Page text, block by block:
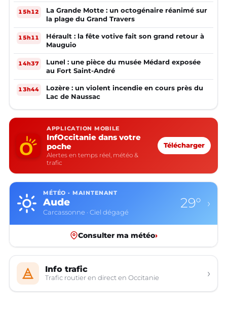
15h12
La Grande Motte : un octogénaire réanimé sur
la plage du Grand Travers
15h11
Hérault : la fête votive fait son grand retour à
Mauguio
14h37
Lunel : une pièce du musée Médard exposée
au Fort Saint-André
13h44
Lozère : un violent incendie en cours près du
Lac de Naussac
APPLICATION MOBILE
InfOccitanie dans votre
poche
Alertes en temps réel, météo &
trafic
Télécharger
MÉTÉO · MAINTENANT
Aude
Carcassonne · Ciel dégagé
29° ›
Consulter ma météo›
Info trafic
Trafic routier en direct en Occitanie ›